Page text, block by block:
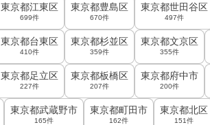
東京都江東区
699件
東京都豊島区
670件
東京都世田谷区
497件
東京都台東区
410件
東京都杉並区
359件
東京都文京区
355件
東京都足立区
227件
東京都板橋区
207件
東京都府中市
200件
東京都武蔵野市
165件
東京都町田市
162件
東京都北区
151件